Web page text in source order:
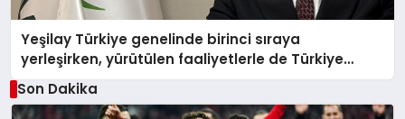
Yeşilay Türkiye genelinde birinci sıraya
yerleşirken, yürütülen faaliyetlerle de Türkiye
üçüncüsü oldu.
Son Dakika